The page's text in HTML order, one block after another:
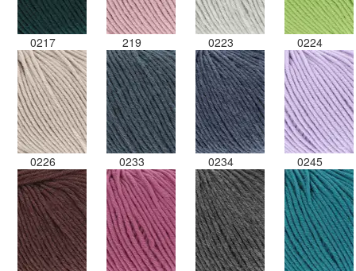
0217 219 0223 0224
0226 0233 0234 0245